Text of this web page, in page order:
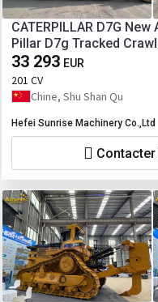
CATERPILLAR D7G
Pillar D7g Tracked
D8K D7r D7h D7g2
33 293 EUR
201 CV
Chine, Shu Shan Qu
Hefei Sunrise Machinery Co.,Ltd